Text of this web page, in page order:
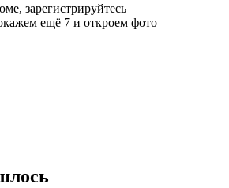
зарегистрируйтесь
ещё 7 и откроем фото